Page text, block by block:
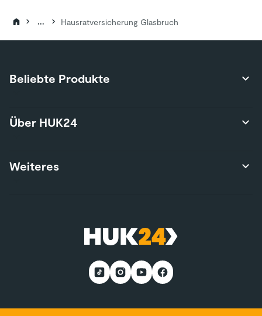
... Hausratversicherung Glasbruch
Beliebte Produkte
Produktübersicht
Hausratversicherung
Wohnmobilversicherung
Über HUK24
Über uns
Weiteres
*Teilnahmebedingungen